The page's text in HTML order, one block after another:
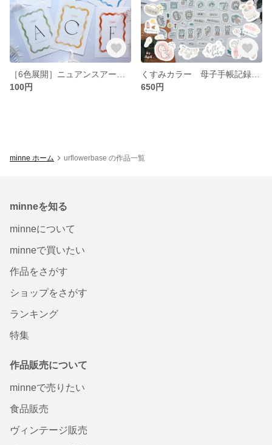
100円
650円
minne ホーム urflowerbase の作品一覧
minneを知る
minneについて
minneで買いたい
作品をさがす
ショップをさがす
ランキング
特集
作品販売について
minneで売りたい
食品販売
ヴィンテージ販売